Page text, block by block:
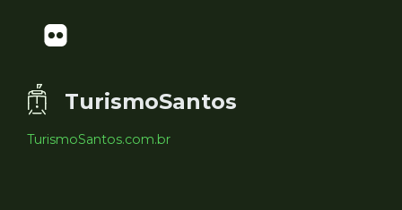
TurismoSantos
TurismoSantos.com.br